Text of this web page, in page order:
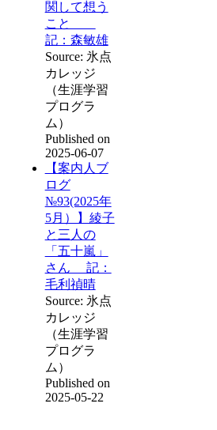
関して想う
こと
記：森敏雄
Source: 氷点
カレッジ
（生涯学習
プログラ
ム）
Published on
2025-06-07
【案内人ブ
ログ
№93(2025年
5月）】綾子
と三人の
「五十嵐」
さん 記：
毛利禎晴
Source: 氷点
カレッジ
（生涯学習
プログラ
ム）
Published on
2025-05-22